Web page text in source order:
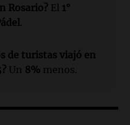
Rosario? El 1°
.
de turistas viajó en
Un 8% menos.